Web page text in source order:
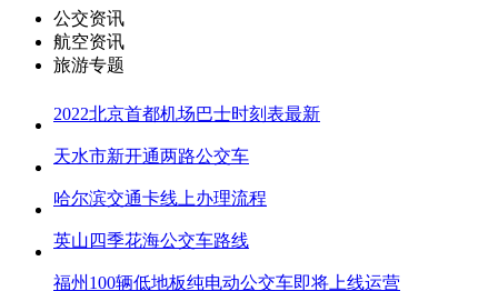
公交资讯
航空资讯
旅游专题
2022北京首都机场巴士时刻表最新
天水市新开通两路公交车
哈尔滨交通卡线上办理流程
英山四季花海公交车路线
福州100辆低地板纯电动公交车即将上线运营